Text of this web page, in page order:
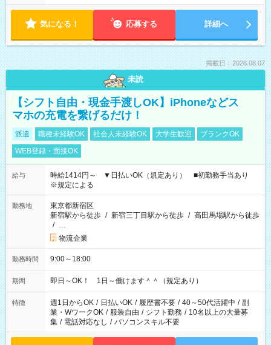
気になる！ 応募する 詳細へ
掲載日：2026.08.07
未読
【シフト自由・現金手渡しOK】iPhoneなどス
マホの充電を繋げるだけ！
派遣 職種未経験OK 社会人未経験OK 大学生歓迎
ブランクOK
WEB登録・面接OK
給与
時給1414円～ ▼日払いOK（規定あり） ■初勤務手当あり
※規定による
勤務地
東京都新宿区
新宿駅から徒歩 / 新宿三丁目駅から徒歩 / 高田馬場駅から徒歩
/ …
物流企業
勤務時間 9:00～18:00
期間 即日～OK！ 1日～働けます＾＾（規定あり）
特徴 週1日からOK / 日払いOK / 履歴書不要 / 40～50代活躍中 / 副
業・WワークOK / 服装自由 / シフト勤務 / 10名以上の大量募
集 / 電話対応なし / パソコンスキル不要